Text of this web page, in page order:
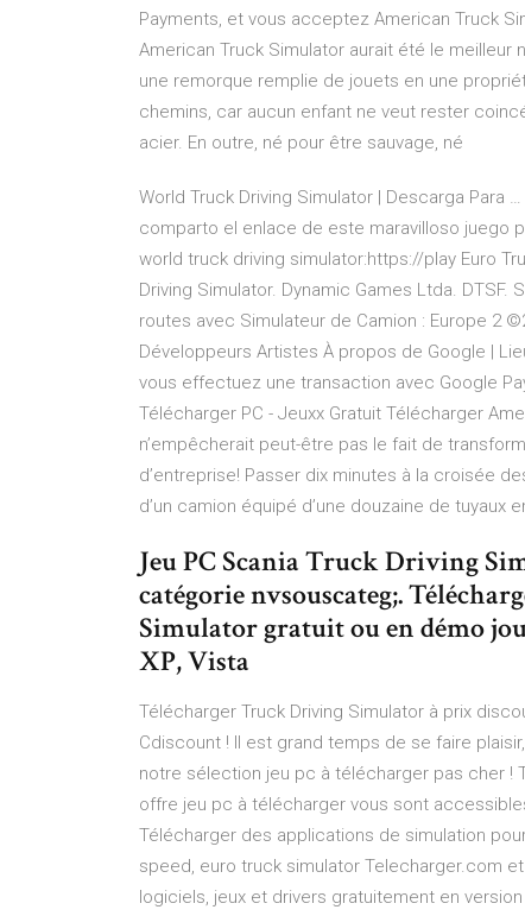
Payments, et vous acceptez American Truck
American Truck Simulator aurait été le
une remorque remplie de jouets en une
chemins, car aucun enfant ne veut rester
acier. En outre, né pour être sauvage, né
World Truck Driving Simulator | Descarga Para
comparto el enlace de este maravilloso juego
world truck driving simulator:https://play Euro
Driving Simulator. Dynamic Games Ltda. DTSF.
routes avec Simulateur de Camion : Europe 2
Développeurs Artistes À propos de Google |
vous effectuez une transaction avec Google
Télécharger PC - Jeuxx Gratuit Télécharger
n’empêcherait peut-être pas le fait de
d’entreprise! Passer dix minutes à la croisée
d’un camion équipé d’une douzaine de tuyaux
Jeu PC Scania Truck Driving
catégorie nvsouscateg;.
Simulator gratuit ou en démo
XP, Vista
Télécharger Truck Driving Simulator à prix
Cdiscount ! Il est grand temps de se faire
notre sélection jeu pc à télécharger pas cher !
offre jeu pc à télécharger vous sont
Télécharger des applications de simulation
speed, euro truck simulator Telecharger.com
logiciels, jeux et drivers gratuitement en